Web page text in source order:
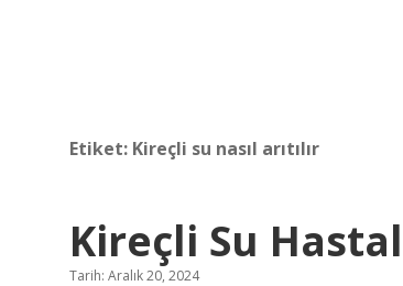
Etiket: Kireçli su nasıl arıtılır
Kireçli Su
Tarih: Aralık 20, 2024